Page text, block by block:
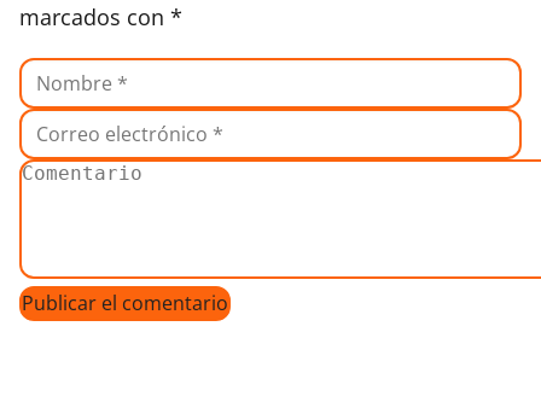
marcados con *